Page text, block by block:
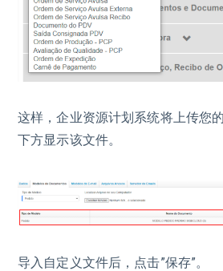
这样，企业资源计划系统将上传您
下方显示该文件。
导入自定义文件后，点击”保存”。